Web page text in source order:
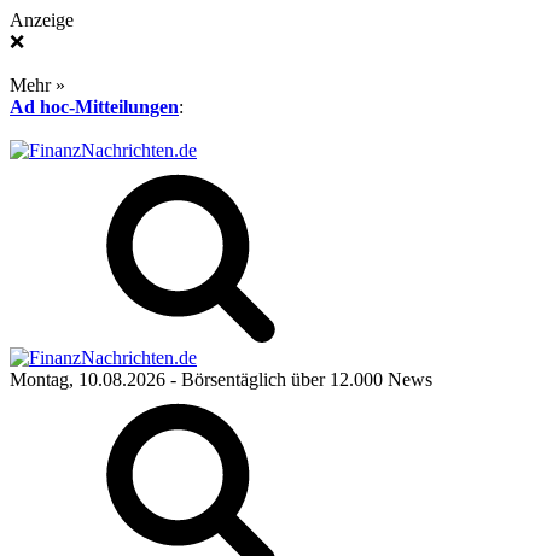
Anzeige
❌
Mehr »
Ad hoc-Mitteilungen:
Montag, 10.08.2026 - Börsentäglich über 12.000 News